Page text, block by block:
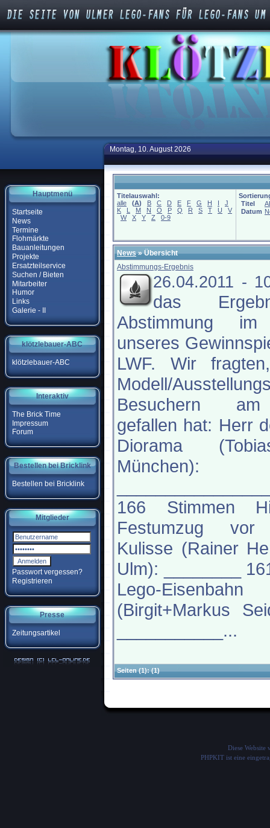
Hauptmenü
Startseite
News
Termine
Flohmärkte
Bauanleitungen
Projekte
Ersatzteilservice
Suchen / Bieten
Mitarbeiter
Humor
Links
Galerie - II
klötzlebauer-ABC
klötzlebauer-ABC
Interaktiv
The Brick Time
Impressum
Forum
Bestellen bei Bricklink
Bestellen bei Bricklink
Mitglieder
Passwort vergessen?
Registrieren
Presse
Zeitungsartikel
Montag, 10. August 2026
Titelauswahl:
alle
(A) B C D E F G H I
J
K
L M N O P Q R S T U
V
W
X Y Z 0-9
Titel
Datum
News» Übersicht
Abstimmungs-Ergebnis
26.04.2011 -
das
Abstimmung im
unseres
LWF. Wir
Modell/
Besuchern
gefallen hat: Herr
Diorama
München):
166 Stimmen
Festumzug vor
Kulisse (Rainer
Ulm): ________
Lego-Eisenbahn
(Birgit+Markus
___________...
Seiten(1):(1)
Diese Website
PHPKIT ist eine